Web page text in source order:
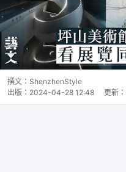
撰文： ShenzhenStyle
出版： 2024-04-28 12:48 更新：